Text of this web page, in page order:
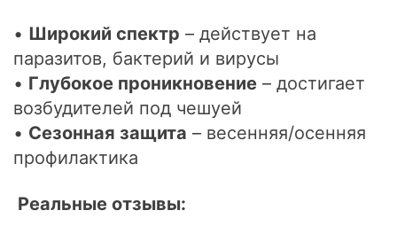
• Широкий спектр – действует на
паразитов, бактерий и вирусы
• Глубокое проникновение – достигает
возбудителей под чешуей
• Сезонная защита – весенняя/осенняя
профилактика
Реальные отзывы: